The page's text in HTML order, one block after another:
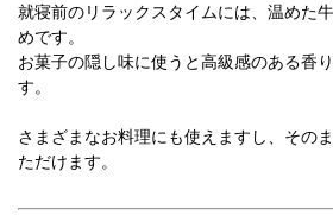
就寝前のリラックスタイムには、温めた
めです。
お菓子の隠し味に使うと高級感のある香
す。
さまざまなお料理にも使えますし、その
ただけます。